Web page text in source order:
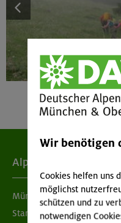
Alpenverein
München & Oberland
Standorte
Wir benötigen
Cookies helfen uns
möglichst
schützen und zu
notwendigen